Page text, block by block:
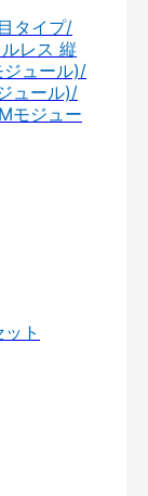
タイプ/
レス 縦
ジュール)/
ュール)/
モジュー
ト